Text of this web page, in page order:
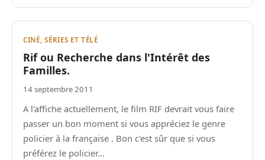
CINÉ, SÉRIES ET TÉLÉ
Rif ou Recherche dans l'Intérêt des
Familles.
14 septembre 2011
A l'affiche actuellement, le film RIF devrait vous faire
passer un bon moment si vous appréciez le genre
policier à la française . Bon c'est sûr que si vous
préférez le policier…